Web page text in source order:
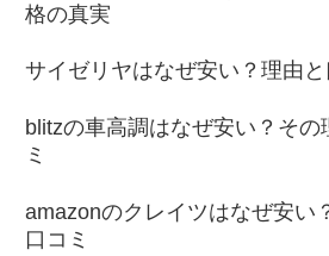
格の真実
サイゼリヤはなぜ安い？理由と
blitzの車高調はなぜ安い？その
ミ
amazonのクレイツはなぜ安い
口コミ